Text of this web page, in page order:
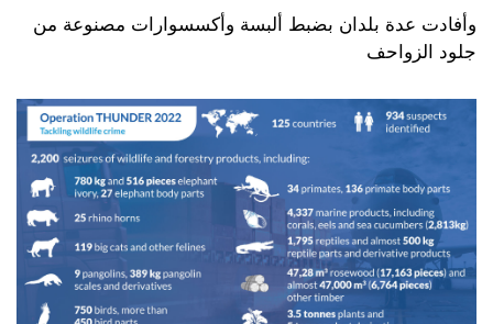
وأفادت عدة بلدان بضبط ألبسة وأكسسوارات مصنوعة من
جلود الزواحف